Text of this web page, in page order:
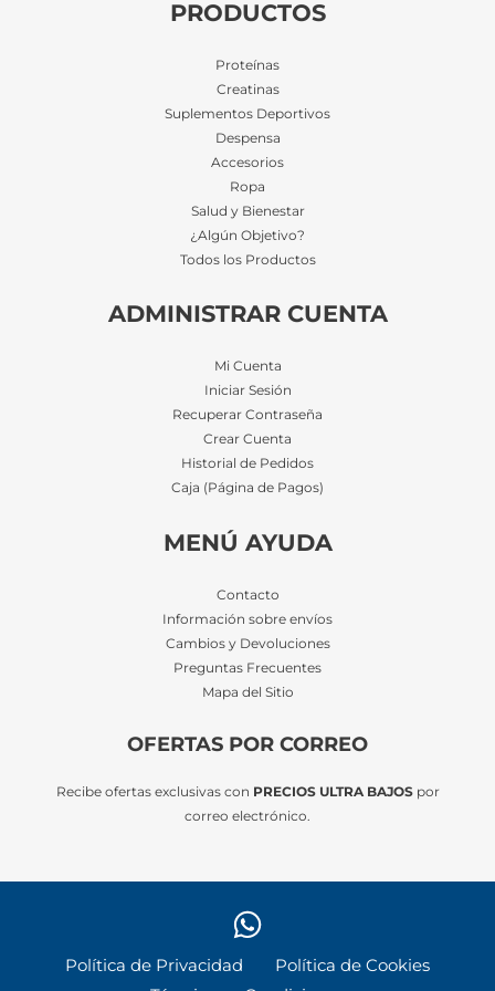
PRODUCTOS
Proteínas
Creatinas
Suplementos Deportivos
Despensa
Accesorios
Ropa
Salud y Bienestar
¿Algún Objetivo?
Todos los Productos
ADMINISTRAR CUENTA
Mi Cuenta
Iniciar Sesión
Recuperar Contraseña
Crear Cuenta
Historial de Pedidos
Caja (Página de Pagos)
MENÚ AYUDA
Contacto
Información sobre envíos
Cambios y Devoluciones
Preguntas Frecuentes
Mapa del Sitio
OFERTAS POR CORREO
Recibe ofertas exclusivas con PRECIOS ULTRA BAJOSpor
correo electrónico.
Política de Privacidad
Política de Cookies